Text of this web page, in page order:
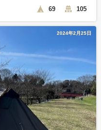
69 105
2024年2月25日